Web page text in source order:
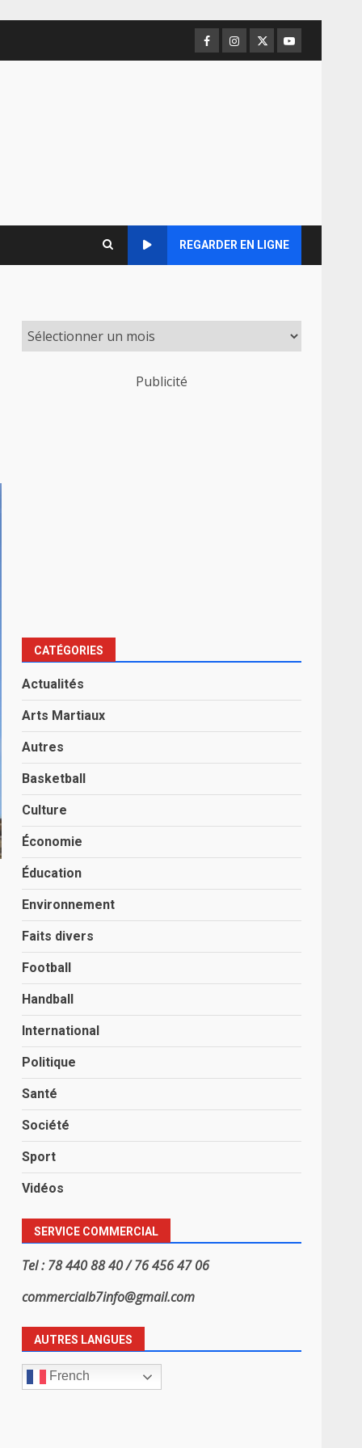
Facebook
Instagram
TwitterYoutube
REGARDER EN LIGNE
Publicité
CATÉGORIES
Actualités
Arts Martiaux
Autres
Basketball
Culture
Économie
Éducation
Environnement
Faits divers
Football
Handball
International
Politique
Santé
Société
Sport
Vidéos
SERVICE COMMERCIAL
Tel : 78 440 88 40 / 76 456 47 06
commercialb7info@gmail.com
AUTRES LANGUES
French